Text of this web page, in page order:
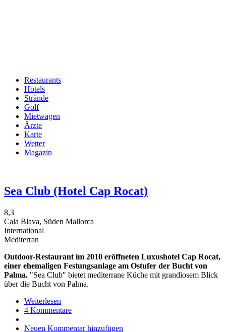
Hauptnavigation
Restaurants
Hotels
Strände
Golf
Mietwagen
Ärzte
Karte
Wetter
Magazin
Sea Club (Hotel Cap Rocat)
8,3
Cala Blava, Süden Mallorca
International
Mediterran
Outdoor-Restaurant im 2010 eröffneten Luxushotel Cap Rocat,
einer ehemaligen Festungsanlage am Ostufer der Bucht von
Palma. "Sea Club" bietet mediterrane Küche mit grandiosem Blick
über die Bucht von Palma.
Weiterlesen
Sea
(Hotel
4 Kommentare
Neuen Kommentar hinzufügen